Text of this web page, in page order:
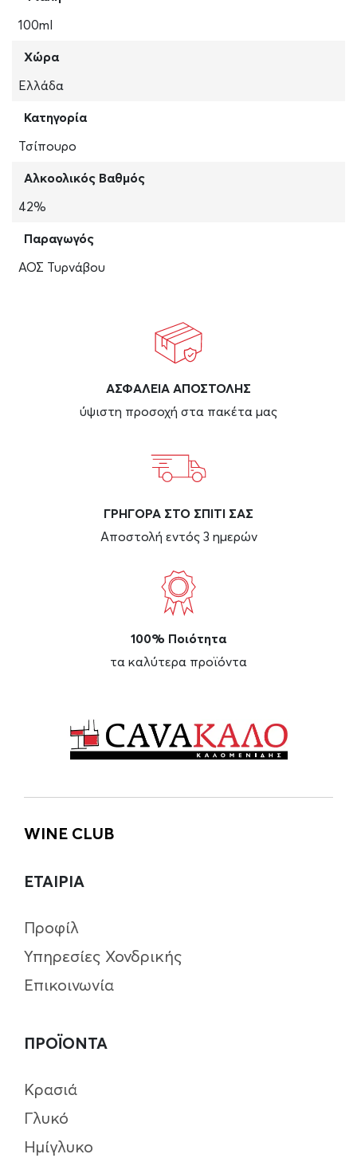
100ml
Χώρα
Ελλάδα
Κατηγορία
Τσίπουρο
Αλκοολικός Βαθμός
42%
Παραγωγός
ΑΟΣ Τυρνάβου
ΑΣΦAΛΕΙΑ ΑΠΟΣΤΟΛΗΣ
ύψιστη προσοχή στα πακέτα μας
ΓΡΗΓΟΡΑ ΣΤΟ ΣΠΙΤΙ ΣΑΣ
Αποστολή εντός 3 ημερών
100% Ποιότητα
τα καλύτερα προϊόντα
WINE CLUB
ΕΤΑΙΡΙΑ
Προφίλ
Υπηρεσίες Χονδρικής
Επικοινωνία
ΠΡΟΪΟΝΤΑ
Κρασιά
Γλυκό
Ημίγλυκο